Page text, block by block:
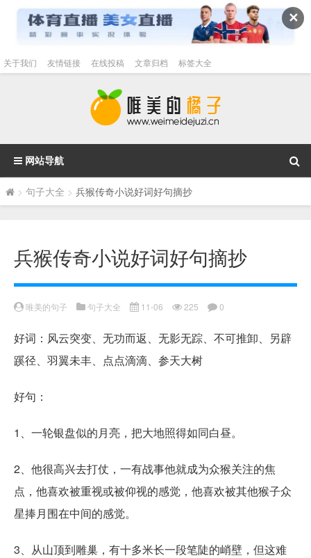
✕
关于我们 友情链接 在线投稿 文章归档 标签大全
网站导航
> 句子大全 > 兵猴传奇小说好词好句摘抄
兵猴传奇小说好词好句摘抄
唯美的句子 句子大全 11-06 225 0
好词：风云突变、无功而返、无影无踪、不可推卸、另辟
蹊径、羽翼未丰、点点滴滴、参天大树
好句：
1、一轮银盘似的月亮，把大地照得如同白昼。
2、他很高兴去打仗，一有战事他就成为众猴关注的焦
点，他喜欢被重视或被仰视的感觉，他喜欢被其他猴子众
星捧月围在中间的感觉。
3、从山顶到雕巢，有十多米长一段笔陡的峭壁，但这难